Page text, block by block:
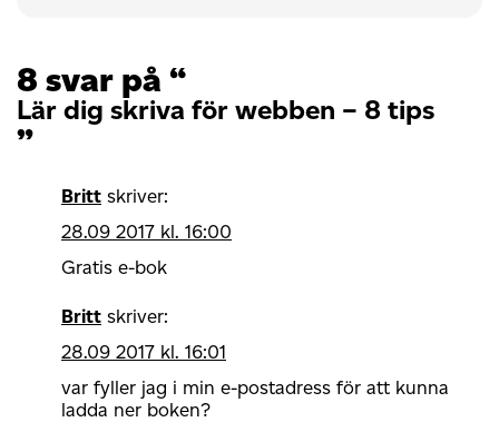
8 svar på “
Lär dig skriva för webben – 8 tips
”
Britt skriver:
28.09 2017 kl. 16:00
Gratis e-bok
Britt skriver:
28.09 2017 kl. 16:01
var fyller jag i min e-postadress för att kunna
ladda ner boken?